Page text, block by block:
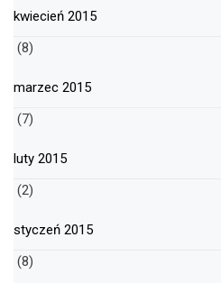
kwiecień 2015
(8)
marzec 2015
(7)
luty 2015
(2)
styczeń 2015
(8)